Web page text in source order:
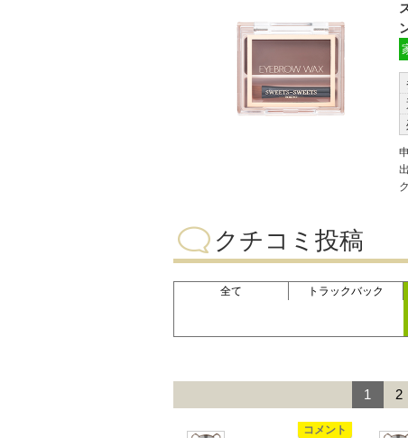
クチコミ投稿
全て トラックバック
1 2
コメント